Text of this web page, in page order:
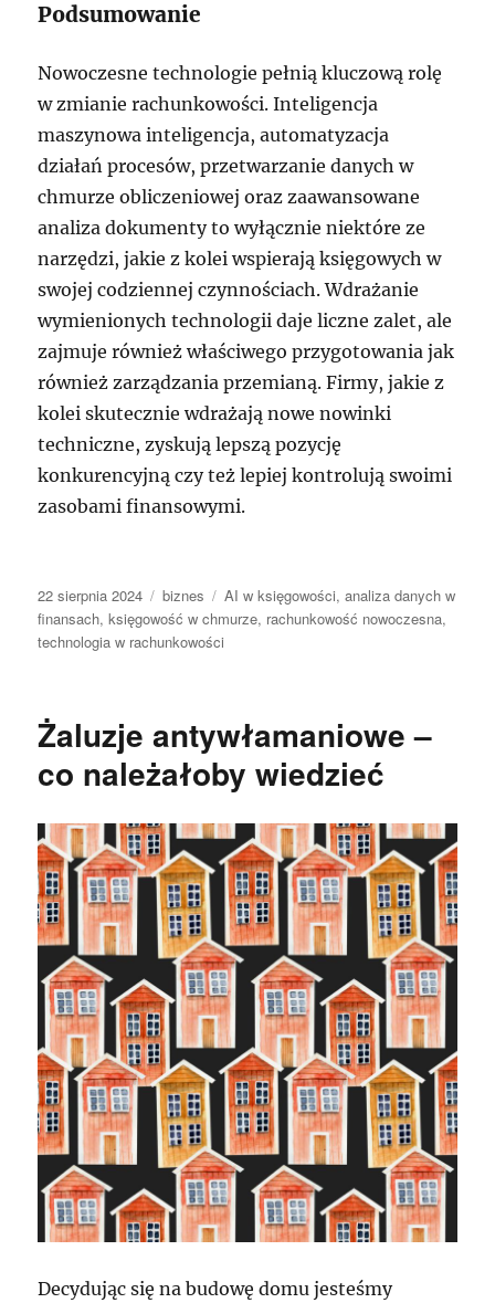
Podsumowanie
Nowoczesne technologie pełnią kluczową rolę
w zmianie rachunkowości. Inteligencja
maszynowa inteligencja, automatyzacja
działań procesów, przetwarzanie danych w
chmurze obliczeniowej oraz zaawansowane
analiza dokumenty to wyłącznie niektóre ze
narzędzi, jakie z kolei wspierają księgowych w
swojej codziennej czynnościach. Wdrażanie
wymienionych technologii daje liczne zalet, ale
zajmuje również właściwego przygotowania jak
również zarządzania przemianą. Firmy, jakie z
kolei skutecznie wdrażają nowe nowinki
techniczne, zyskują lepszą pozycję
konkurencyjną czy też lepiej kontrolują swoimi
zasobami finansowymi.
Data
publikacji
22 sierpnia 2024 Kategorie
biznes Tagi
AI w księgowości,analiza danych w
finansach,księgowość w chmurze, rachunkowość nowoczesna,
technologia w rachunkowości
Żaluzje antywłamaniowe –
co należałoby wiedzieć
Decydując się na budowę domu jesteśmy